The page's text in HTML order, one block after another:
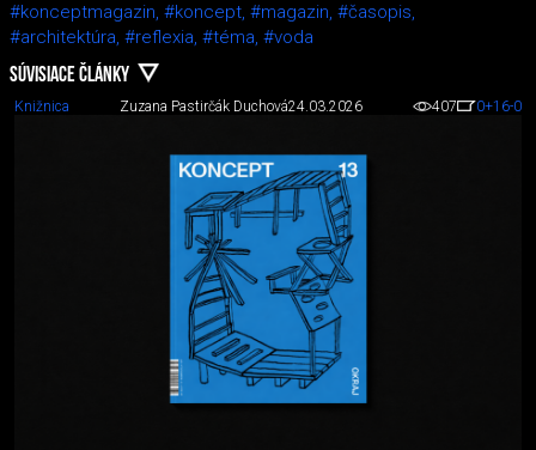
#konceptmagazin, #koncept, #magazin, #časopis,
#architektúra, #reflexia, #téma, #voda
SÚVISIACE ČLÁNKY
Knižnica Zuzana Pastirčák Duchová24.03.2026 407 0+16-0